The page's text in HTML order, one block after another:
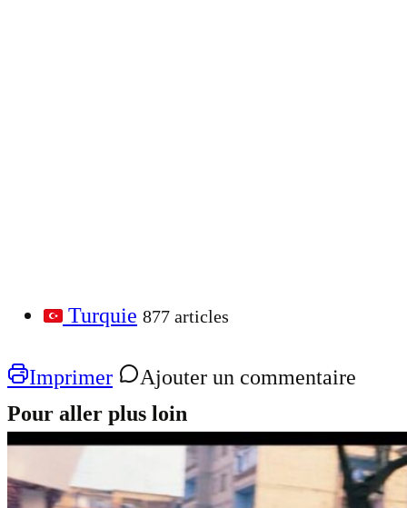
Turquie 877 articles
Imprimer
Ajouter un commentaire
Pour aller plus loin